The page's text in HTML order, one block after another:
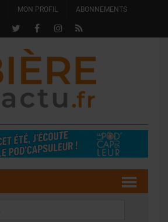
MON PROFIL ABONNEMENTS